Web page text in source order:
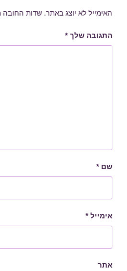
האימייל לא יוצג באתר. שדות החובה
התגובה שלך *
שם *
אימייל *
אתר